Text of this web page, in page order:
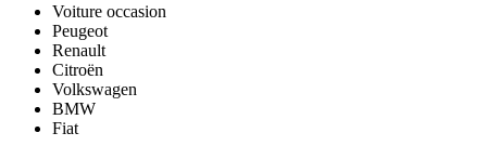
Voiture occasion
Peugeot
Renault
Citroën
Volkswagen
BMW
Fiat